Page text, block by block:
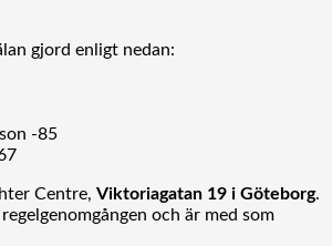
gjord enligt nedan:
-85
Centre, Viktoriagatan 19 i Göteborg.
och är med som